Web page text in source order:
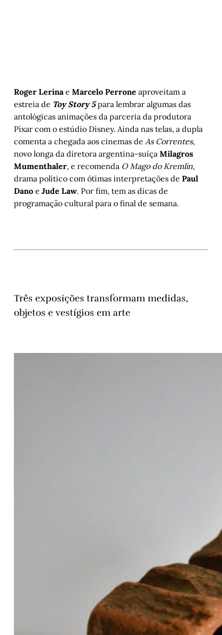
Roger Lerina e Marcelo Perrone aproveitam a
estreia de Toy Story 5para lembrar algumas das
antológicas animações da parceria da produtora
Pixar com o estúdio Disney. Ainda nas telas, a dupla
comenta a chegada aos cinemas de As Correntes,
novo longa da diretora argentina-suíça Milagros
Mumenthaler, e recomenda O Mago do Kremlin,
drama político com ótimas interpretações de Paul
Dano e Jude Law. Por fim, tem as dicas de
programação cultural para o final de semana.
Três exposições transformam medidas,
objetos e vestígios em arte